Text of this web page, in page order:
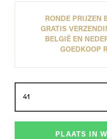
RONDE PRIJZEN
GRATIS
BELGIË EN
GOEDKOOP
PLAATS IN